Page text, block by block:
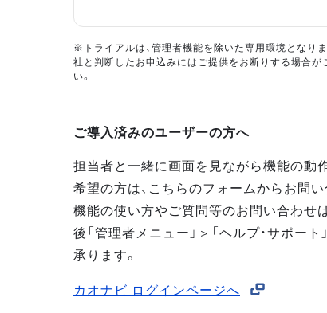
※トライアルは、管理者機能を除いた専用環境となり
社と判断したお申込みにはご提供をお断りする場合が
い。
ご導入済みのユーザーの方へ
担当者と一緒に画面を見ながら機能の動
希望の方は、こちらのフォームからお問い
機能の使い方やご質問等のお問い合わせ
後「管理者メニュー」＞「ヘルプ・サポート
承ります。
カオナビ ログインページへ